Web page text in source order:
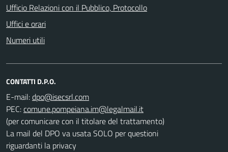
Ufficio Relazioni con il Pubblico, Protocollo
Uffici e orari
Numeri utili
CONTATTI D.P.O.
E-mail:
PEC:
(per comunicare con il titolare del trattamento)
La mail del DPO va usata SOLO per questioni
riguardanti la privacy